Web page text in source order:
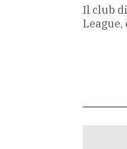
Il club